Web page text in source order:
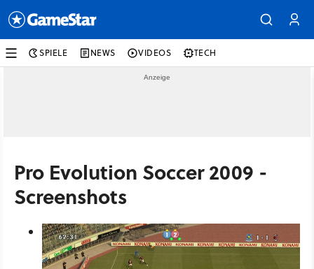
SPIELE NEWS VIDEOS TECH
Pro Evolution Soccer 2009 -
Screenshots